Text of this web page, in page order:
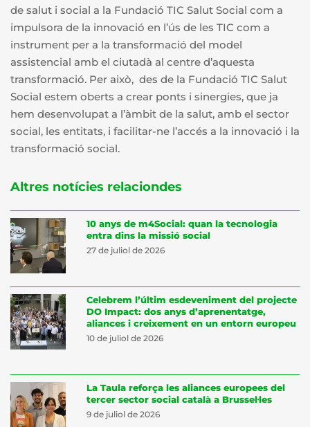
de salut i social a la Fundació TIC Salut Social com a
impulsora de la innovació en l’ús de les TIC com a
instrument per a la transformació del model
assistencial amb el ciutadà al centre d’aquesta
transformació. Per això, des de la Fundació TIC Salut
Social estem oberts a crear ponts i sinergies, que ja
hem desenvolupat a l’àmbit de la salut, amb el sector
social, les entitats, i facilitar-ne l’accés a la innovació i la
transformació social.
Altres notícies relaciondes
10 anys de m4Social: quan la tecnologia
entra dins la missió social
27 de juliol de 2026
Celebrem l’últim esdeveniment del projecte
DO Impact: dos anys d’aprenentatge,
aliances i creixement en un entorn europeu
10 de juliol de 2026
La Taula reforça les aliances europees del
tercer sector social català a Brussel·les
9 de juliol de 2026